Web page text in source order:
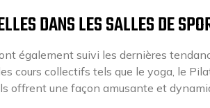
DANS LES SALLES DE
également suivi les dernières
cours collectifs tels que le yoga, le
offrent une façon amusante et